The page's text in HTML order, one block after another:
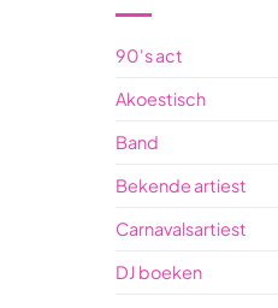
90's act
Akoestisch
Band
Bekende artiest
Carnavalsartiest
DJ boeken